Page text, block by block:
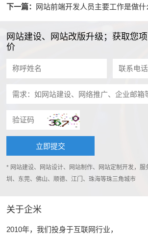
下一篇： 网站前端开发人员主要工作是做什
网站建设、网站改版升级；获取您
价
* 网站建设、网站设计、网站制作、网站定制开发，
圳、东莞、佛山、顺德、江门、珠海等珠三角城市
关于企米
2010年，我们投身于互联网行业，